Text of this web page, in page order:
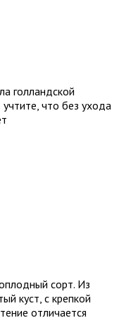
голландской
что без ухода
сорт. Из
куст, с крепкой
отличается